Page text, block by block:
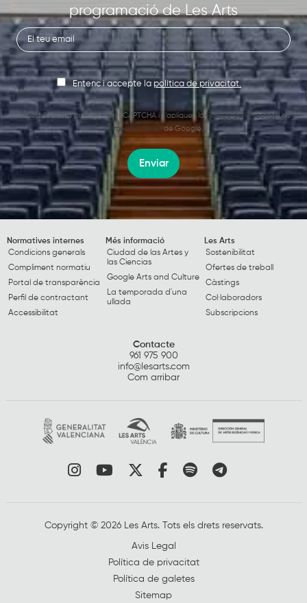
programació de Les Arts
Entenc i accepte la política de privacitat.
Aquest lloc està protegit per reCAPTCHA i s’apliquen la Política de Privacitati els
Termes del Servei de Google.
Enviar
Normatives internes
Condicions generals
Compliment normatiu
Portal de transparència
Perfil de contractant
Accessibilitat
Més informació
Ciudad de las Artes y
las Ciencias
Google Arts and Culture
La temporada d'una
ullada
Les Arts
Sostenibilitat
Ofertes de treball
Càstings
Col·laboradors
Subscripcions
Contacte
961 975 900
info@lesarts.com
Com arribar
Link a instagram
Link a youtube
Link a twitter
Link a facebook
Link a spotify
Link a
Copyright © 2026 Les Arts. Tots els drets reservats.
Avis Legal
Política de privacitat
Política de galetes
Sitemap